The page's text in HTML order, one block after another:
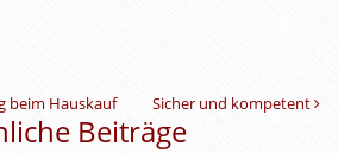
beim Hauskauf Sicher und kompetent
Beiträge